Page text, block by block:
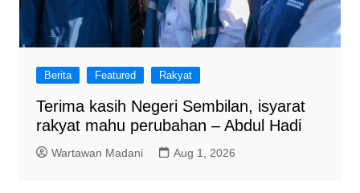
Berita Featured Rakyat
Terima kasih Negeri Sembilan, isyarat
rakyat mahu perubahan – Abdul Hadi
Wartawan Madani Aug 1, 2026